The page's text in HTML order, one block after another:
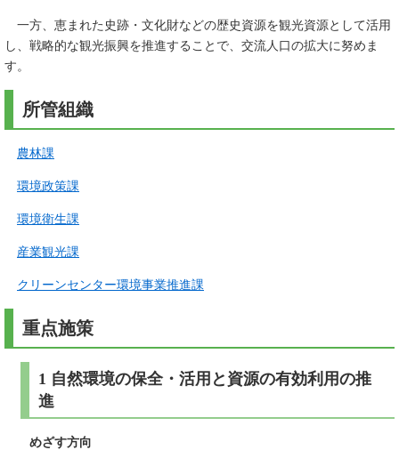
一方、恵まれた史跡・文化財などの歴史資源を観光資源として活用
し、戦略的な観光振興を推進することで、交流人口の拡大に努めま
す。
所管組織
農林課
環境政策課
環境衛生課
産業観光課
クリーンセンター環境事業推進課
重点施策
1 自然環境の保全・活用と資源の有効利用の推
進
めざす方向